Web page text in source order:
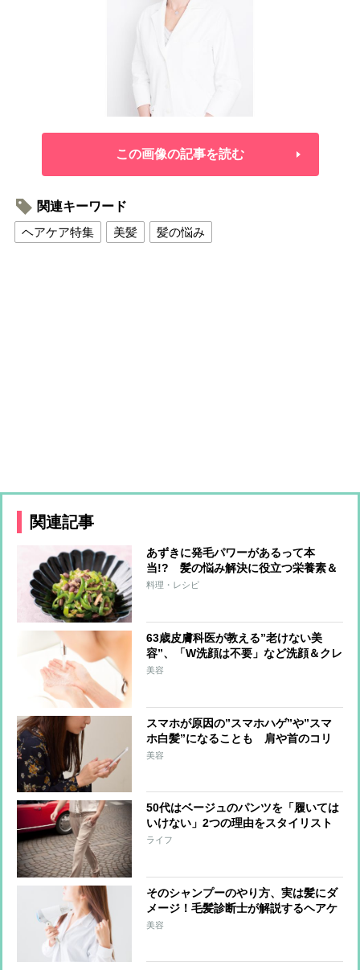
この画像の記事を読む
関連キーワード
ヘアケア特集
美髪 髪の悩み
関連記事
あずきに発毛パワーがあるって本
当!? 髪の悩み解決に役立つ栄養素＆
おすすめレシピを紹介
料理・レシピ
63歳皮膚科医が教える”老けない美
容”、「W洗顔は不要」など洗顔＆クレ
ンジングのコツ
美容
スマホが原因の”スマホハゲ”や”スマ
ホ白髪”になることも 肩や首のコリ
をほぐす簡単マッサージで対策
美容
50代はベージュのパンツを「履いては
いけない」2つの理由をスタイリスト
が解説
ライフ
そのシャンプーのやり方、実は髪にダ
メージ！毛髪診断士が解説するヘアケ
ア習慣
美容